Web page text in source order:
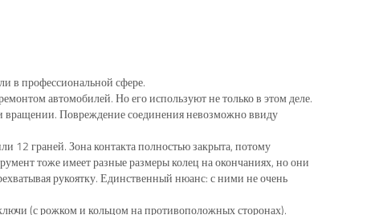
в профессиональной сфере.
автомобилей. Но его используют не только в этом деле.
вращении. Повреждение соединения невозможно ввиду
12 граней. Зона контакта полностью закрыта, потому
тоже имеет разные размеры колец на окончаниях, но они
рукоятку. Единственный нюанс: с ними не очень
(с рожком и кольцом на противоположных сторонах).